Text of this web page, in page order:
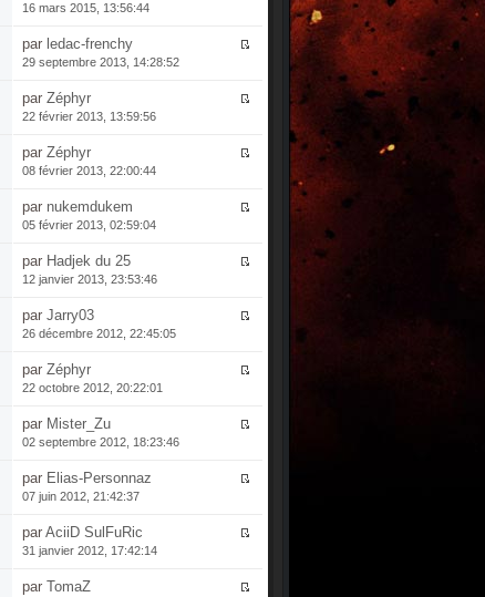
16 mars 2015, 13:56:44
par ledac-frenchy
29 septembre 2013, 14:28:52
par Zéphyr
22 février 2013, 13:59:56
par Zéphyr
08 février 2013, 22:00:44
par nukemdukem
05 février 2013, 02:59:04
par Hadjek du 25
12 janvier 2013, 23:53:46
par Jarry03
26 décembre 2012, 22:45:05
par Zéphyr
22 octobre 2012, 20:22:01
par Mister_Zu
02 septembre 2012, 18:23:46
par Elias-Personnaz
07 juin 2012, 21:42:37
par AciiD SulFuRic
31 janvier 2012, 17:42:14
par TomaZ